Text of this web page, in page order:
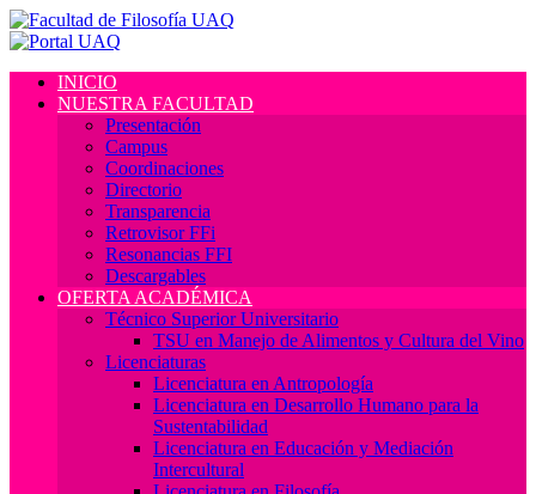
INICIO
NUESTRA FACULTAD
Presentación
Campus
Coordinaciones
Directorio
Transparencia
Retrovisor FFi
Resonancias FFI
Descargables
OFERTA ACADÉMICA
Técnico Superior Universitario
TSU en Manejo de Alimentos y Cultura del Vino
Licenciaturas
Licenciatura en Antropología
Licenciatura en Desarrollo Humano para la
Sustentabilidad
Licenciatura en Educación y Mediación
Intercultural